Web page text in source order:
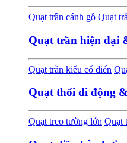
Quạt trần cánh gỗ Quạt
Quạt trần hiện đại
Quạt trần kiểu cổ điển
Quạt thổi di động
Quạt treo tường lớn Quạt